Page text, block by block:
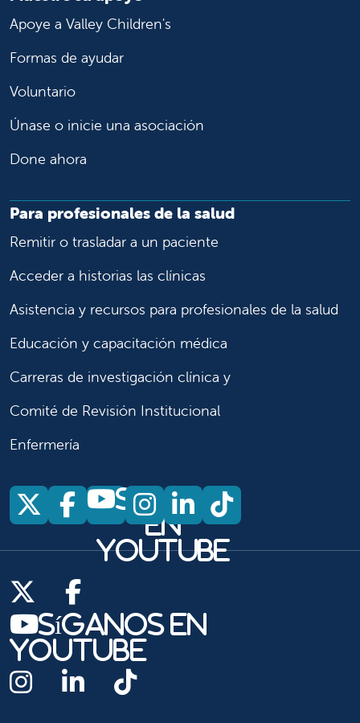
Apoye a Valley Children's
Formas de ayudar
Voluntario
Únase o inicie una asociación
Done ahora
Para profesionales de la salud
Remitir o trasladar a un paciente
Acceder a historias las clínicas
Asistencia y recursos para profesionales de la salud
Educación y capacitación médica
Carreras de investigación clínica y
Comité de Revisión Institucional
Enfermería
Síganos en X
Síganos en Facebook
Síganos
en
YouTube
Síganos en
Síganos en
Síganos
Síganos en X
Síganos en Facebook
Síganos en
YouTube
Síganos en Instagram
Síganos en LinkedIn
Síganos en TikTok